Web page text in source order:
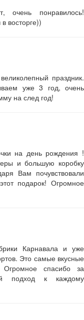
очень понравилось!
восторге))
праздник.
уже 3 год, очень
на след год!
на день рождения !
и большую коробку
Вам почувствовали
подарок! Огромное
Карнавала и уже
Это самые вкусные
спасибо за
подход к каждому